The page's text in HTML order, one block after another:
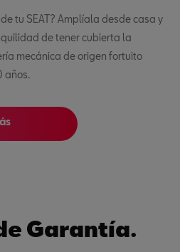
tu SEAT? Amplíala desde casa y
de tener cubierta la
mecánica de origen fortuito
años.
Garantía.